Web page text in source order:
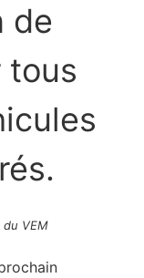
de
tous
VEM